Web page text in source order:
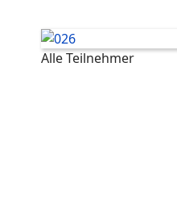
Alle Teilnehmer